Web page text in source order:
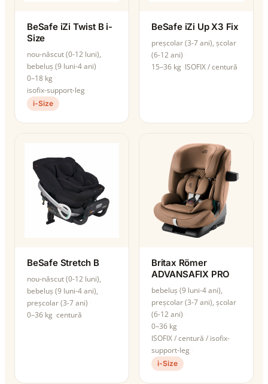
BeSafe iZi Twist B i-
Size
nou-născut (0-12 luni),
bebeluș (9 luni-4 ani)
0–18 kg
isofix-support-leg
i-Size
BeSafe iZi Up X3 Fix
preșcolar (3-7 ani), școlar
(6-12 ani)
15–36 kg ISOFIX / centură
BeSafe Stretch B
nou-născut (0-12 luni),
bebeluș (9 luni-4 ani),
preșcolar (3-7 ani)
0–36 kg centură
Britax Römer
ADVANSAFIX PRO
bebeluș (9 luni-4 ani),
preșcolar (3-7 ani), școlar
(6-12 ani)
0–36 kg
ISOFIX / centură / isofix-
support-leg
i-Size